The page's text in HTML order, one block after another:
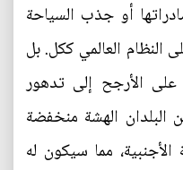
أو جذب السياحة
النظام العالمي ككل. بل
الأرجح إلى تدهور
البلدان الهشة منخفضة
الأجنبية، مما سيكون له